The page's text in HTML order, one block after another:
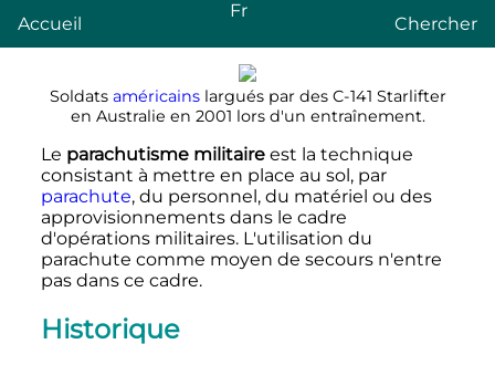
Accueil
Fr
Chercher
Soldats américainslargués par des C-141 Starlifter
en Australie en 2001 lors d'un entraînement.
Le parachutisme militaireest la technique
consistant à mettre en place au sol, par
parachute, du personnel, du matériel ou des
approvisionnements dans le cadre
d'opérations militaires. L'utilisation du
parachute comme moyen de secours n'entre
pas dans ce cadre.
Historique